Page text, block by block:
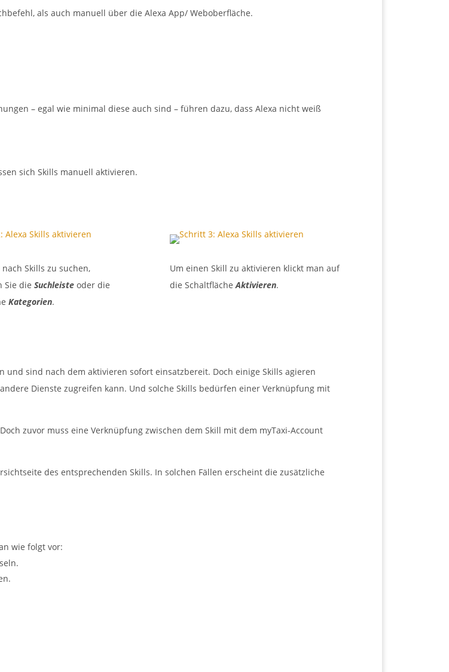
als auch manuell über die Alexa App/ Weboberfläche.
– egal wie minimal diese auch sind – führen dazu, dass Alexa nicht weiß
sich Skills manuell aktivieren.
Skills zu suchen,
Sie dieSuchleiste oder die
Kategorien.
Um einen Skill zu aktivieren klickt man auf
die SchaltflächeAktivieren.
sind nach dem aktivieren sofort einsatzbereit. Doch einige Skills agieren
Dienste zugreifen kann. Und solche Skills bedürfen einer Verknüpfung mit
zuvor muss eine Verknüpfung zwischen dem Skill mit dem myTaxi-Account
des entsprechenden Skills. In solchen Fällen erscheint die zusätzliche
wie folgt vor: